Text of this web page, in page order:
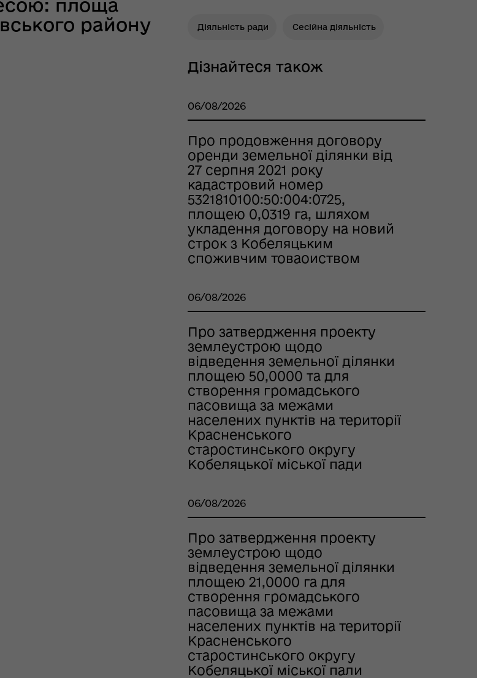
площа
району
Діяльність ради Сесійна діяльність
Дізнайтеся також
06/08/2026
Про продовження договору
оренди земельної ділянки від
27 серпня 2021 року
кадастровий номер
5321810100:50:004:0725,
площею 0,0319 га, шляхом
укладення договору на новий
строк з Кобеляцьким
споживчим товаоиством
06/08/2026
Про затвердження проекту
землеустрою щодо
відведення земельної ділянки
площею 50,0000 та для
створення громадського
пасовища за межами
населених пунктів на території
Красненського
старостинського округу
Кобеляцької міської пади
06/08/2026
Про затвердження проекту
землеустрою щодо
відведення земельної ділянки
площею 21,0000 га для
створення громадського
пасовища за межами
населених пунктів на території
Красненського
старостинського округу
Кобеляцької міської пали